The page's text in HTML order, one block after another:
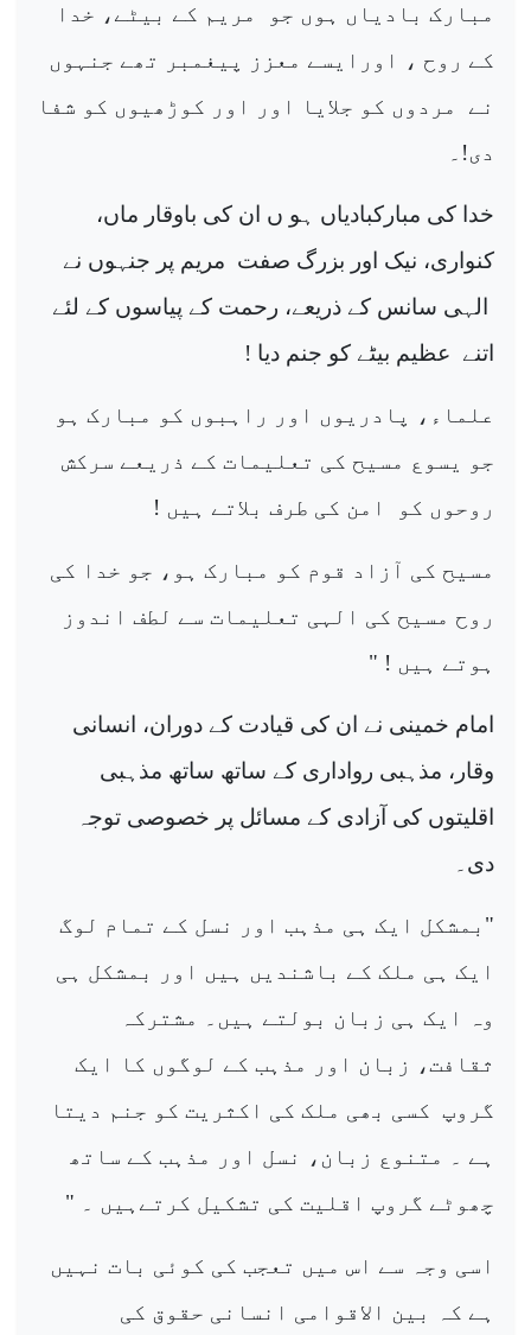
مبارک بادیاں ہوں جو
مریم کے بیٹے، خدا
کے روح ، اورایسے معزز پیغمبر تھے جنہوں
نے
مردوں کو جلایا اور اور کوڑھیوں کو شفا
دی!۔
خدا کی مبارکبادیاں ہو ں ان کی باوقار ماں،
کنواری، نیک اور بزرگ صفت مریم پر جنہوں نے
الہی سانس کے ذریعے، رحمت کے پیاسوں کے لئے
اتنے عظیم بیٹے کو جنم دیا !
علماء، پادریوں اور راہبوں کو مبارک ہو
جو یسوع مسیح کی تعلیمات کے ذریعے سرکش
روحوں کو
امن کی طرف بلاتے ہیں !
مسیح کی آزاد قوم کو مبارک ہو، جو خدا کی
روح مسیح کی الہی تعلیمات سے لطف اندوز
ہوتے ہیں ! "
امام خمینی نے ان کی قیادت کے دوران، انسانی
وقار، مذہبی رواداری کے ساتھ ساتھ مذہبی
اقلیتوں کی آزادی کے مسائل پر خصوصی توجہ
دی۔
"بمشکل ایک ہی مذہب اور نسل کے تمام لوگ
ایک ہی ملک کے باشندیں ہیں اور بمشکل ہی
وہ ایک ہی زبان بولتے ہیں۔ مشترکہ
ثقافت، زبان اور مذہب کے لوگوں کا ایک
گروپ کسی بھی ملک کی اکثریت کو جنم دیتا
ہے ۔ متنوع زبان، نسل اور مذہب کے ساتھ
چھوٹے گروپ اقلیت کی تشکیل کرتےہیں ۔ "
اسی وجہ سے اس میں تعجب کی کوئی بات نہیں
ہے کہ بین الاقوامی انسانی حقوق کی